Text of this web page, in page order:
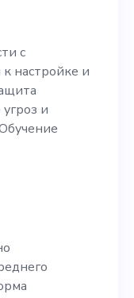
опыт,
средних
с
настройке и
и